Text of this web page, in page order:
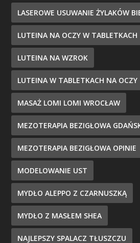
LASEROWE USUWANIE ŻYLAKÓW
LUTEINA NA OCZY W TABLETKACH
LUTEINA NA WZROK
LUTEINA W TABLETKACH NA OCZY
MASAŻ LOMI LOMI WROCŁAW
MEZOTERAPIA BEZIGŁOWA
MEZOTERAPIA BEZIGŁOWA OPINIE
MODELOWANIE UST
MYDŁO ALEPPO Z CZARNUSZKĄ
MYDŁO Z MASŁEM SHEA
NAJLEPSZY SPALACZ TŁUSZCZU